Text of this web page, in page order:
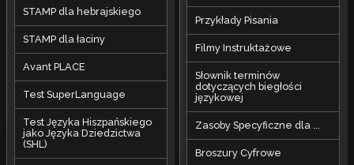
STAMP dla hebrajskiego
STAMP dla łaciny
Avant PLACE
Test SuperLanguage
Test Języka Hiszpańskiego
jako Języka Dziedzictwa
(SHL)
Przykłady Pisania
Filmy Instruktażowe
Słownik terminów
dotyczących biegłości
językowej
Zasoby Specyficzne dla ...
Broszury Cyfrowe